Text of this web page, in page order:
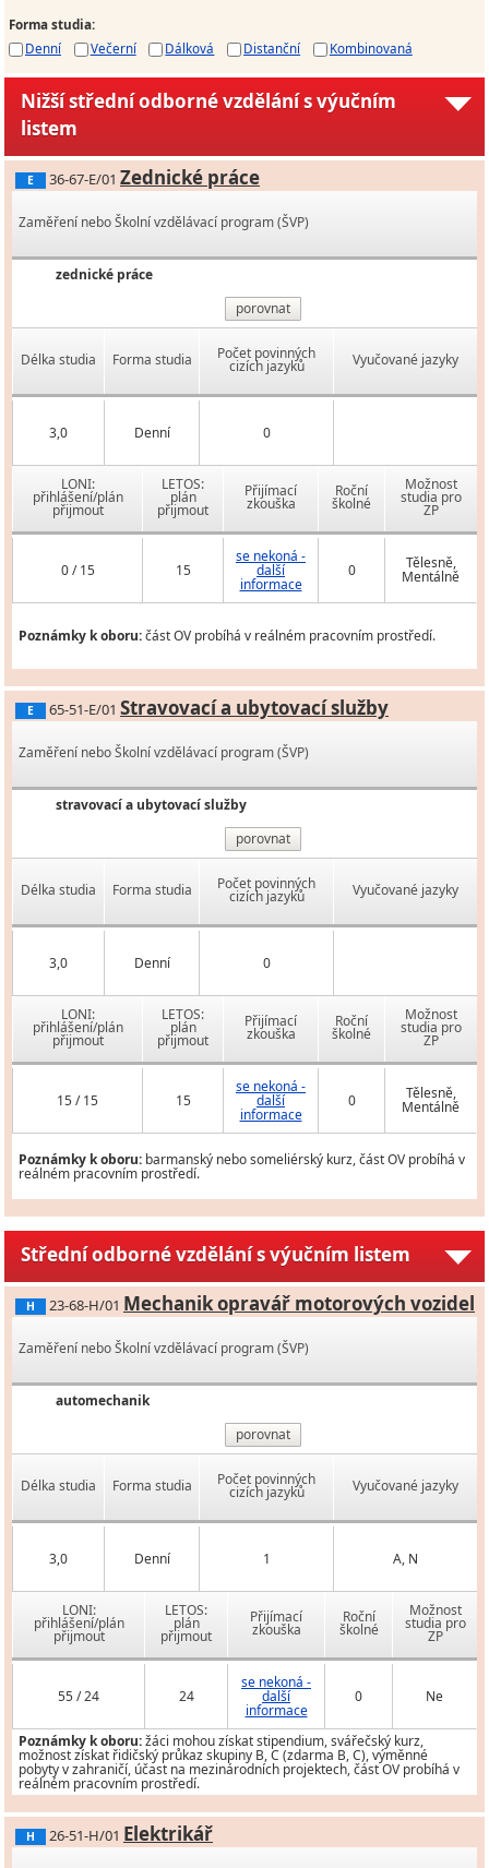
Forma studia:
Denní
Večerní Dálková Distanční Kombinovaná
Nižší střední odborné vzdělání s výučním
listem
E 36-67-E/01 Zednické práce
Zaměření nebo Školní vzdělávací program (ŠVP)
zednické práce
porovnat
Délka studia Forma studia Počet povinných
cizích jazyků Vyučované jazyky
3,0 Denní 0
LONI:
přihlášení/plán
přijmout
LETOS:
plán
přijmout
Přijímací
zkouška
Roční
školné
Možnost
studia pro
ZP
0 / 15 15
se nekoná -
další
informace
0 Tělesně,
Mentálně
Poznámky k oboru:část OV probíhá v reálném pracovním prostředí.
E 65-51-E/01 Stravovací a ubytovací služby
Zaměření nebo Školní vzdělávací program (ŠVP)
stravovací a ubytovací služby
porovnat
Délka studia Forma studia Počet povinných
cizích jazyků Vyučované jazyky
3,0 Denní 0
LONI:
přihlášení/plán
přijmout
LETOS:
plán
přijmout
Přijímací
zkouška
Roční
školné
Možnost
studia pro
ZP
15 / 15 15
se nekoná -
další
informace
0 Tělesně,
Mentálně
Poznámky k oboru: barmanský nebo someliérský kurz, část OV probíhá v
reálném pracovním prostředí.
Střední odborné vzdělání s výučním listem
H 23-68-H/01 Mechanik opravář motorových vozidel
Zaměření nebo Školní vzdělávací program (ŠVP)
automechanik
porovnat
Délka studia Forma studia Počet povinných
cizích jazyků Vyučované jazyky
3,0 Denní 1 A, N
LONI:
přihlášení/plán
přijmout
LETOS:
plán
přijmout
Přijímací
zkouška
Roční
školné
Možnost
studia pro
ZP
55 / 24 24
se nekoná -
další
informace
0 Ne
Poznámky k oboru:žáci mohou získat stipendium, svářečský kurz,
možnost získat řidičský průkaz skupiny B, C (zdarma B, C), výměnné
pobyty v zahraničí, účast na mezinárodních projektech, část OV probíhá v
reálném pracovním prostředí.
H 26-51-H/01 Elektrikář